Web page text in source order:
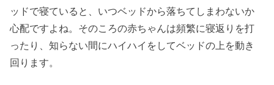
ッドで寝ていると、いつベッドから落ちてしまわないか
心配ですよね。そのころの赤ちゃんは頻繁に寝返りを打
ったり、知らない間にハイハイをしてベッドの上を動き
回ります。